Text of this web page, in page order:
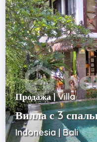
Продажа | Villa
Вилла с 3
Indonesia | Bali